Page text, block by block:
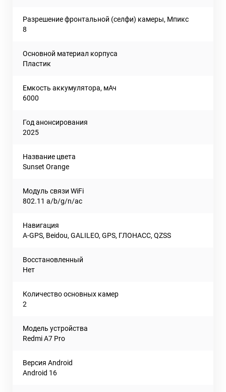
Разрешение фронтальной (селфи) камеры, Мпикс
8
Основной материал корпуса
Пластик
Емкость аккумулятора, мАч
6000
Год анонсирования
2025
Название цвета
Sunset Orange
Модуль связи WiFi
802.11 a/b/g/n/ac
Навигация
A-GPS, Beidou, GALILEO, GPS, ГЛОНАСС, QZSS
Восстановленный
Нет
Количество основных камер
2
Модель устройства
Redmi A7 Pro
Версия Android
Android 16